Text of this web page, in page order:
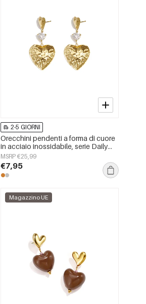
2-5 GIORNI
Orecchini pendenti a forma di cuore
in acciaio inossidabile, serie Daily
Simple, gioielli da donna
MSRP €25,99
€7,95
Magazzino UE